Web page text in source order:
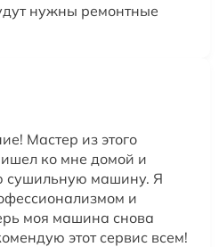
нужны ремонтные
Мастер из этого
ко мне домой и
сушильную машину. Я
и
моя машина снова
этот сервис всем!